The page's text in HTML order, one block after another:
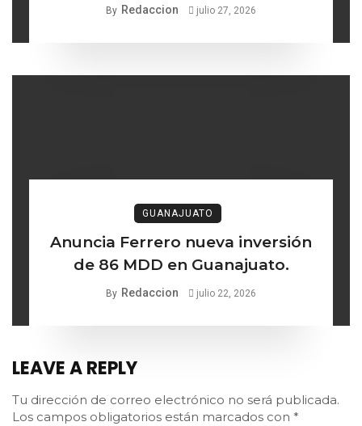
búsqueda de mujeres y niñas
By Redaccion julio 27, 2026
GUANAJUATO
Anuncia Ferrero nueva inversión
de 86 MDD en Guanajuato.
By Redaccion julio 22, 2026
LEAVE A REPLY
Tu dirección de correo electrónico no será publicada.
Los campos obligatorios están marcados con *